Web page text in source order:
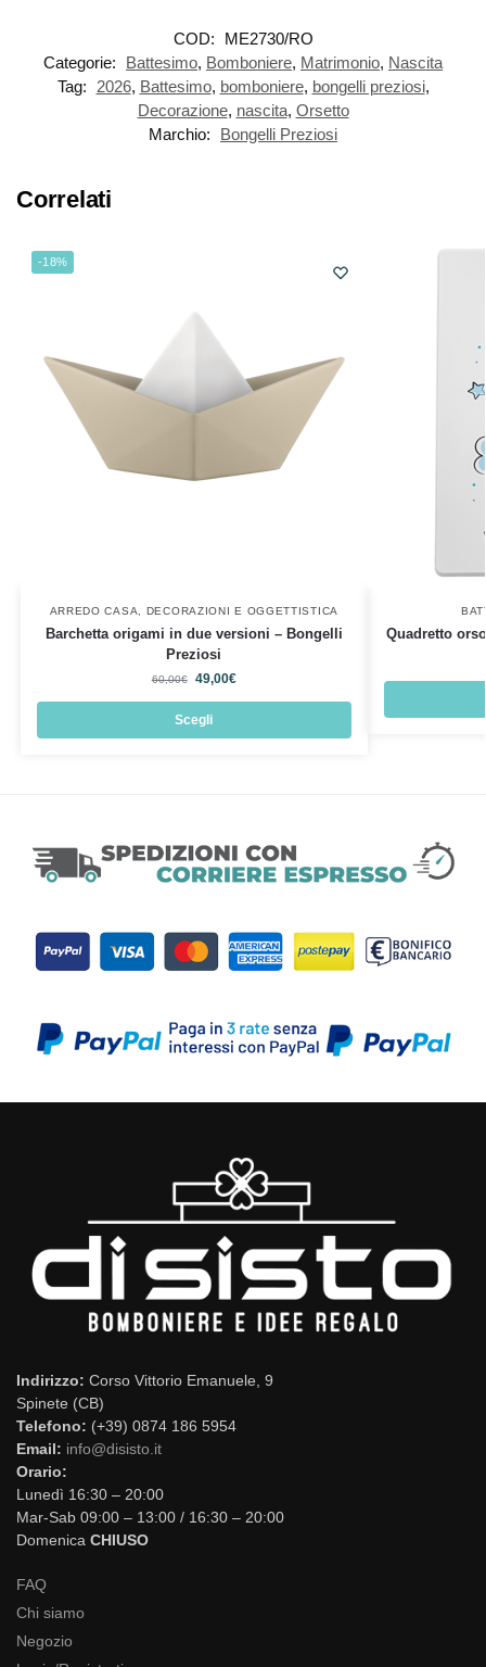
COD:
ME2730/RO
Categorie:
Battesimo, Bomboniere, Matrimonio, Nascita
Tag:
2026, Battesimo, bomboniere, bongelli preziosi,
Decorazione, nascita, Orsetto
Marchio:
Bongelli Preziosi
Correlati
-18%
ARREDO CASA DECORAZIONI E OGGETTISTICA
Barchetta origami in due versioni – Bongelli
Preziosi
60,00€ 49,00€
Scegli
Quadretto
Indirizzo: Corso Vittorio Emanuele, 9
Spinete (CB)
Telefono: (+39) 0874 186 5954
Email: info@disisto.it
Orario:
Lunedì 16:30 – 20:00
Mar-Sab 09:00 – 13:00 / 16:30 – 20:00
Domenica CHIUSO
FAQ
Chi siamo
Negozio